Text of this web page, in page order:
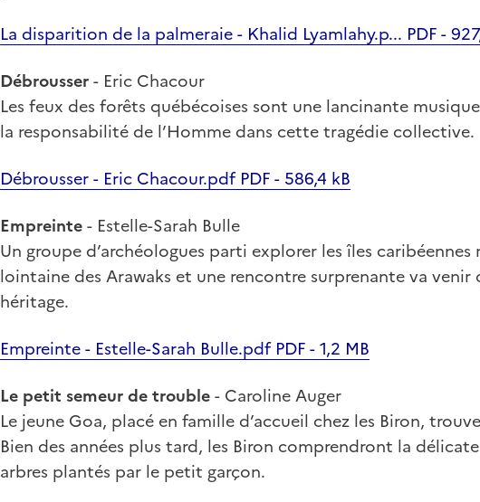
La disparition de la palmeraie - Khalid Lyamlahy.p... PDF -
Débrousser- Eric Chacour
Les feux des forêts québécoises sont une lancinante
la responsabilité de l’Homme dans cette tragédie collective.
Débrousser - Eric Chacour.pdf PDF - 586,4 kB
Empreinte- Estelle-Sarah Bulle
Un groupe d’archéologues parti explorer les îles
lointaine des Arawaks et une rencontre surprenante va
héritage.
Empreinte - Estelle-Sarah Bulle.pdf PDF - 1,2 MB
Le petit semeur de trouble- Caroline Auger
Le jeune Goa, placé en famille d’accueil chez les Biron,
Bien des années plus tard, les Biron comprendront la
arbres plantés par le petit garçon.